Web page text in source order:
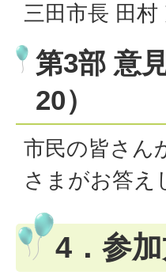
三田市長 田村
第3部 意
20）
市民の皆さん
さまがお答え
4．参